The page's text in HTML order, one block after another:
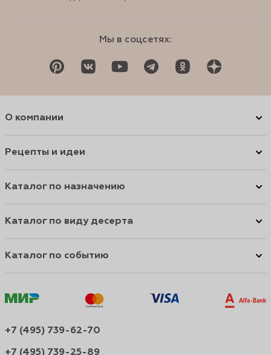
Мы в соцсетях:
О компании
Рецепты и идеи
Каталог по назначению
Каталог по виду десерта
Каталог по событию
+7 (495) 739-62-70
+7 (495) 739-25-89